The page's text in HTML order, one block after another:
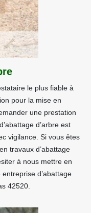
le plus fiable à
pour la mise en
une prestation
d’arbre est
vigilance. Si vous êtes
travaux d’abattage
à nous mettre en
d’abattage
42520.